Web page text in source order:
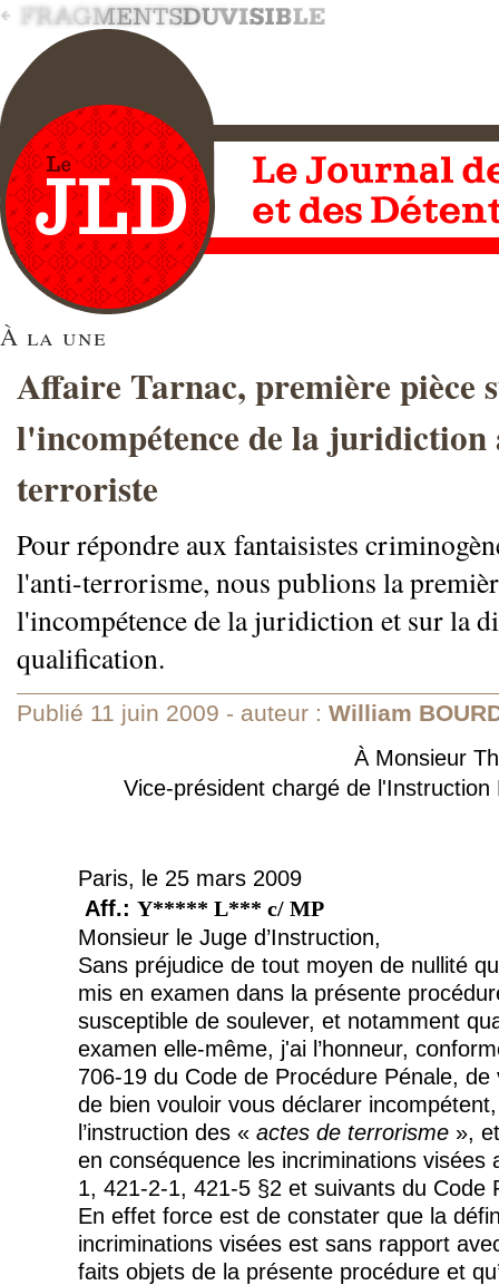
À la une
Affaire Tarnac, première pièce
l'incompétence de la juridiction
terroriste
Pour répondre aux fantaisistes
l'anti-terrorisme, nous publions la
l'incompétence de la juridiction et sur la
qualification.
Publié 11 juin 2009 - auteur : William
À Monsieur
Vice-président chargé de l'Instruction
Paris, le 25 mars 2009
Aff.: Y***** L*** c/ MP
Monsieur le Juge d’Instruction,
Sans préjudice de tout moyen de nullité
mis en examen dans la présente
susceptible de soulever, et notamment
examen elle-même, j'ai l’honneur,
706-19 du Code de Procédure Pénale, de
de bien vouloir vous déclarer
l’instruction des « actes de terrorisme »,
en conséquence les incriminations visées
1, 421-2-1, 421-5 §2 et suivants du Code
En effet force est de constater que la
incriminations visées est sans rapport
faits objets de la présente procédure et